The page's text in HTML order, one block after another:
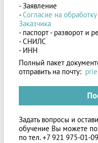
- Заявление
-Согласие на
Заказчика
- паспорт - разворот и
- СНИЛС
- ИНН
Полный пакет
отправить на почту:
Задать вопросы и
обучение Вы можете
по тел. +7 921 975-01-